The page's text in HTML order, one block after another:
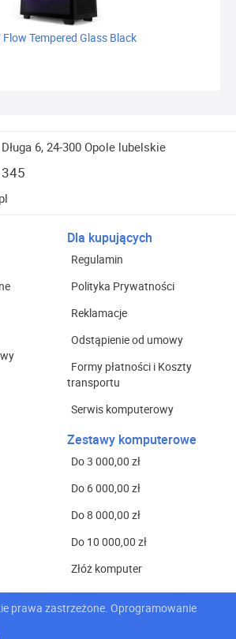
Tempered Glass Black
6, 24-300 Opole lubelskie
Dla kupujących
Regulamin
Polityka Prywatności
Reklamacje
Odstąpienie od umowy
Formy płatności i Koszty
transportu
Serwis komputerowy
Zestawy komputerowe
Do 3 000,00 zł
Do 6 000,00 zł
Do 8 000,00 zł
Do 10 000,00 zł
Złóż komputer
prawa zastrzeżone. Oprogramowanie